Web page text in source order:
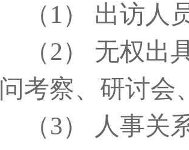
（1） 出访人
（2） 无权出
问考察、研讨会
（3） 人事关